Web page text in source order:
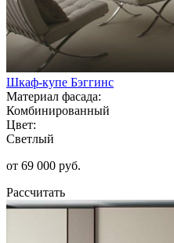
Шкаф-купе Бэггинс
Материал фасада:
Комбинированный
Цвет:
Светлый
от 69 000 руб.
Рассчитать